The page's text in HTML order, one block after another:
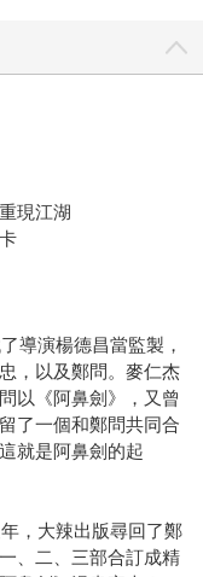
現江湖
導演楊德昌當監製，
，以及鄭問。麥仁杰
以《阿鼻劍》，又曾
了一個和鄭問共同合
就是阿鼻劍的起
，大辣出版尋回了鄭
、二、三部合訂成精